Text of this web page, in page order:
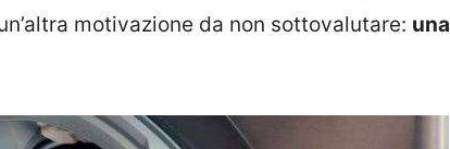
motivazione da non sottovalutare: una